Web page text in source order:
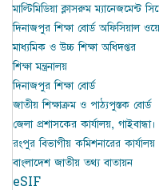
মাল্টিমিডিয়া ক্লাসরুম ম্যানেজমেন্ট
দিনাজপুর শিক্ষা বোর্ড অফিসিয়াল
মাধ্যমিক ও উচ্চ শিক্ষা অধিদপ্তর
শিক্ষা মন্ত্রনালয়
দিনাজপুর শিক্ষা বোর্ড
জাতীয় শিক্ষাক্রম ও পাঠ্যপুস্তক বোর্ড
জেলা প্রশাসকের কার্যালয়, গাইবান্ধা।
রংপুর বিভাগীয় কমিশনারের কার্যালয়
বাংলাদেশ জাতীয় তথ্য বাতায়ন
eSIF